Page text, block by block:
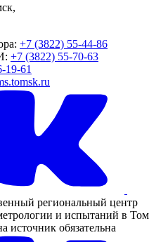
+7 (3822) 55-44-86
+7 (3822) 55-70-63
19-61
региональный центр
и испытаний в
источник обязательна